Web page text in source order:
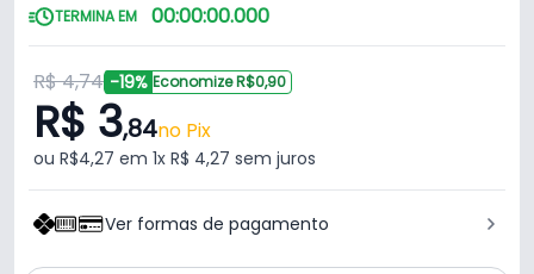
TERMINA EM 00:00:00.000
R$ 4,74 -19% Economize R$0,90
R$ 3,84no Pix
ou R$4,27 em 1x R$ 4,27 sem juros
Ver formas de pagamento